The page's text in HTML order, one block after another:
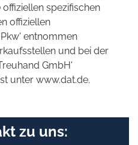
spezifischen
offiziellen
entnommen
und bei der
GmbH'
unter www.dat.de.
zu uns: